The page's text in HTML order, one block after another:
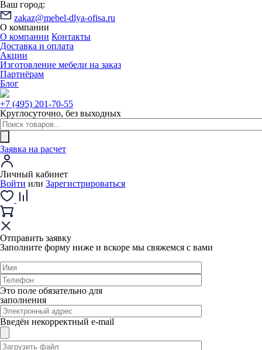
Ваш город:
zakaz@mebel-dlya-ofisa.ru
О компании
О компании Контакты
Доставка и оплата
Акции
Изготовление мебели на заказ
Партнёрам
Блог
+7 (495) 201-70-55
Круглосуточно, без выходных
Заявка на расчет
Личный кабинет
Войти или Зарегистрироваться
Отправить заявку
Заполните форму ниже и вскоре мы свяжемся с вами
Это поле обязательно для
заполнения
Введён некорректный e-mail